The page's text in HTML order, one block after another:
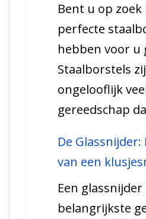
en
hoe
te
Bent u op zoek
perfecte
hebben voor u
Staalborstels
ongelooflijk
gereedschap
De
van een
Een
belangrijkste